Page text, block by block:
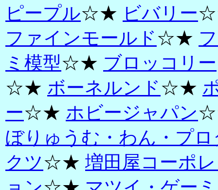
ピープル☆★ ビバリー
ファインモールド☆★
ミ模型☆★ ブロッコリー
☆★ ボーネルンド☆★
ー☆★ ホビージャパン
ぼりゅうむ・わん・プロ
クツ☆★ 増田屋コーポ